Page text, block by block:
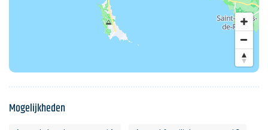
Mogelijkheden